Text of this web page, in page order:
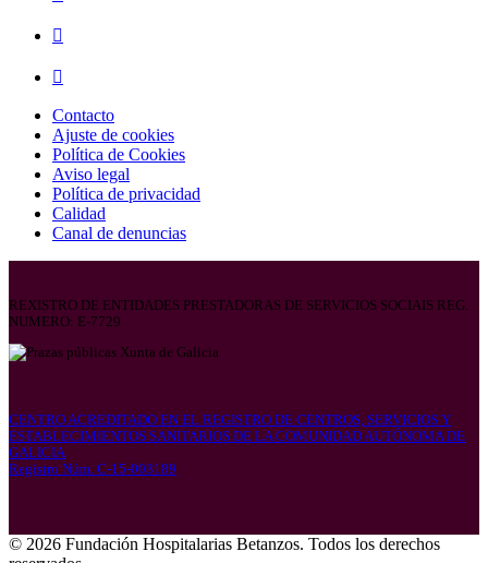
Contacto
Ajuste de cookies
Política de Cookies
Aviso legal
Política de privacidad
Calidad
Canal de denuncias
REXISTRO DE ENTIDADES PRESTADORAS DE SERVICIOS SOCIAIS REG.
NUMERO: E-7729
CENTRO ACREDITADO EN EL REGISTRO DE CENTROS, SERVICIOS Y
ESTABLECIMIENTOS SANITARIOS DE LA COMUNIDAD AUTÓNOMA DE
GALICIA
Registro Núm. C-15-003189
© 2026 Fundación Hospitalarias Betanzos. Todos los derechos